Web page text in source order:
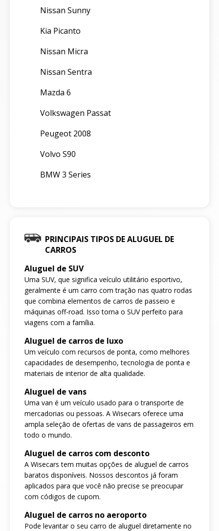
Nissan Sunny
Kia Picanto
Nissan Micra
Nissan Sentra
Mazda 6
Volkswagen Passat
Peugeot 2008
Volvo S90
BMW 3 Series
PRINCIPAIS TIPOS DE ALUGUEL DE
CARROS
Aluguel de SUV
Uma SUV, que significa veículo utilitário esportivo,
geralmente é um carro com tração nas quatro rodas
que combina elementos de carros de passeio e
máquinas off-road. Isso torna o SUV perfeito para
viagens com a família.
Aluguel de carros de luxo
Um veículo com recursos de ponta, como melhores
capacidades de desempenho, tecnologia de ponta e
materiais de interior de alta qualidade.
Aluguel de vans
Uma van é um veículo usado para o transporte de
mercadorias ou pessoas. A Wisecars oferece uma
ampla seleção de ofertas de vans de passageiros em
todo o mundo.
Aluguel de carros com desconto
A Wisecars tem muitas opções de aluguel de carros
baratos disponíveis. Nossos descontos já foram
aplicados para que você não precise se preocupar
com códigos de cupom.
Aluguel de carros no aeroporto
Pode levantar o seu carro de aluguel diretamente no